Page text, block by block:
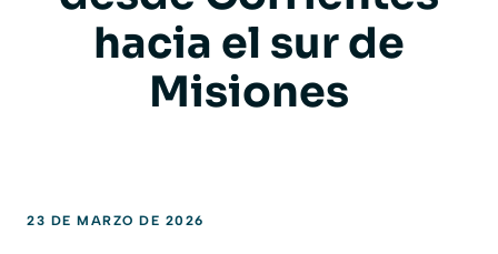
hacia el sur de
Misiones
23 DE MARZO DE 2026